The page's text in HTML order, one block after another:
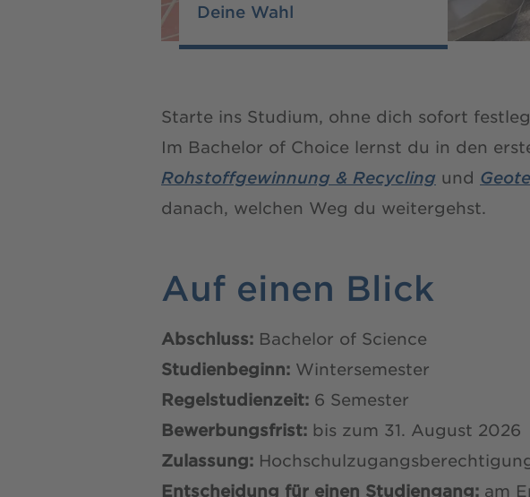
Deine Wahl
Starte ins Studium, ohne dich sofort
Im Bachelor of Choice lernst du in den
Rohstoffgewinnung & Recycling und
danach, welchen Weg du weitergehst.
Auf einen Blick
Abschluss: Bachelor of Science
Studienbeginn: Wintersemester
Regelstudienzeit: 6 Semester
Bewerbungsfrist: bis zum 31. August 2026
Zulassung:
Entscheidung für einen Studiengang: am